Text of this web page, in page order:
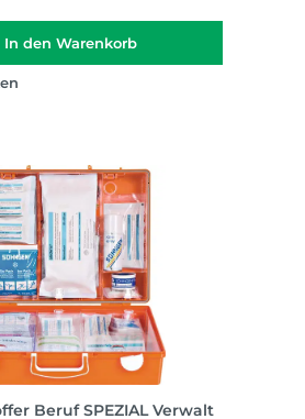
In den Warenkorb
Beruf SPEZIAL Verwalt